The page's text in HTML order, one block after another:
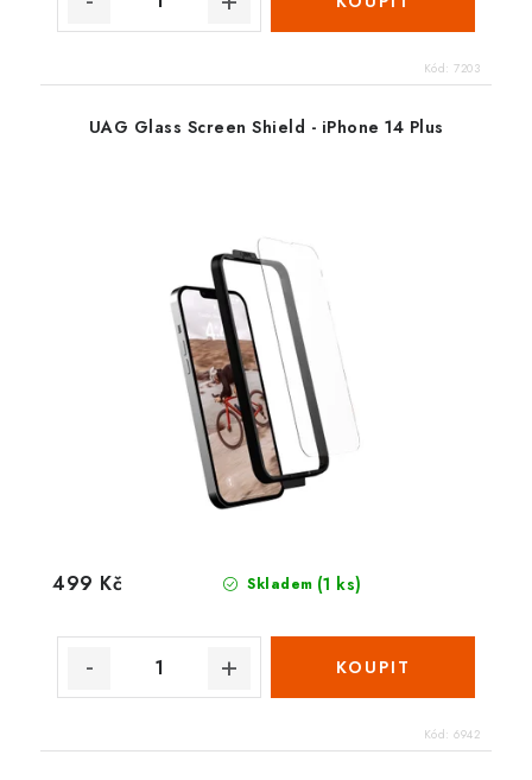
Kód: 7203
UAG Glass Screen Shield - iPhone 14 Plus
Skladem (1 ks)
499 Kč
Kód: 6942